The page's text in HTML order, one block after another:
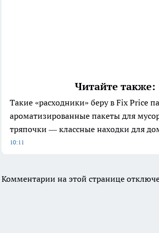
Читайте также:
Такие «расходники» беру в Fix Price
ароматизированные пакеты для
тряпочки — классные находки для
10:11
Комментарии на этой странице